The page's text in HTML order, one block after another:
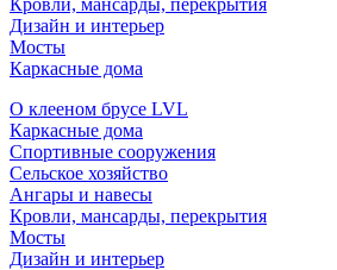
Кровли, мансарды, перекрытия
Дизайн и интерьер
Мосты
Каркасные дома
О клееном брусе LVL
Каркасные дома
Спортивные сооружения
Сельское хозяйство
Ангары и навесы
Кровли, мансарды, перекрытия
Мосты
Дизайн и интерьер